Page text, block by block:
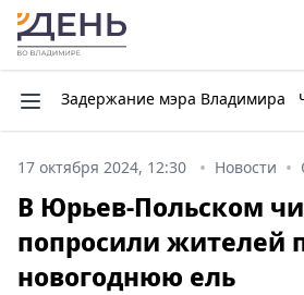
Задержание мэра Владимира
17 октября 2024, 12:30 Новости
В Юрьев-Польском
попросили жителей
новогоднюю ель